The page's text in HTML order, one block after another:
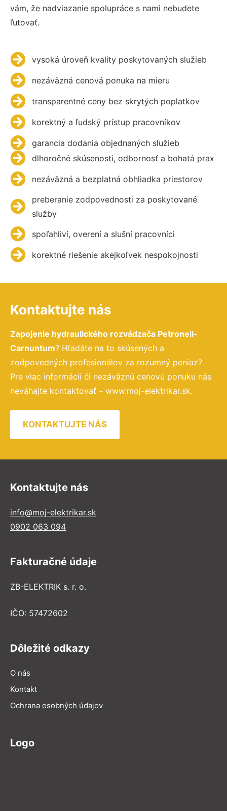
vám, že nadviazanie spolupráce s nami nebudete
ľutovať.
vysoká úroveň kvality poskytovaných služieb
nezáväzná cenová ponuka na mieru
transparentné ceny bez skrytých poplatkov
korektný a ľudský prístup pracovníkov
garancia dodania objednaných služieb
dlhoročné skúsenosti, odbornosť a bohatá prax
nezáväzná a bezplatná obhliadka priestorov
preberanie zodpovednosti za poskytované
služby
spoľahliví, overení a slušní pracovníci
korektné riešenie akejkoľvek nespokojnosti
Kontaktujte nás
Zapojenie hydraulického rozvádzača Petronell-
Carnuntum? Hľadáte na to skúsených a
zodpovedných profesionálov za rozumný peniaz?
Pre viac informácií či nezáväznú cenovú ponuku nás
neváhajte kontaktovať – www.moj-elektrikar.sk.
KONTAKTUJTE NÁS
Kontaktujte nás
info@moj-elektrikar.sk
0902 063 094
Fakturačné údaje
ZB-ELEKTRIK s. r. o.
IČO: 57472602
Dôležité odkazy
O nás
Kontakt
Ochrana osobných údajov
Logo